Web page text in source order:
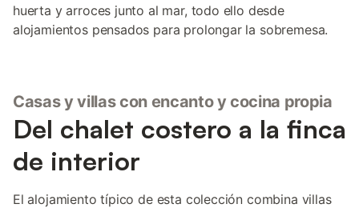
huerta y arroces junto al mar, todo ello desde
alojamientos pensados para prolongar la sobremesa.
Casas y villas con encanto y cocina propia
Del chalet costero a la finca
de interior
El alojamiento típico de esta colección combina villas